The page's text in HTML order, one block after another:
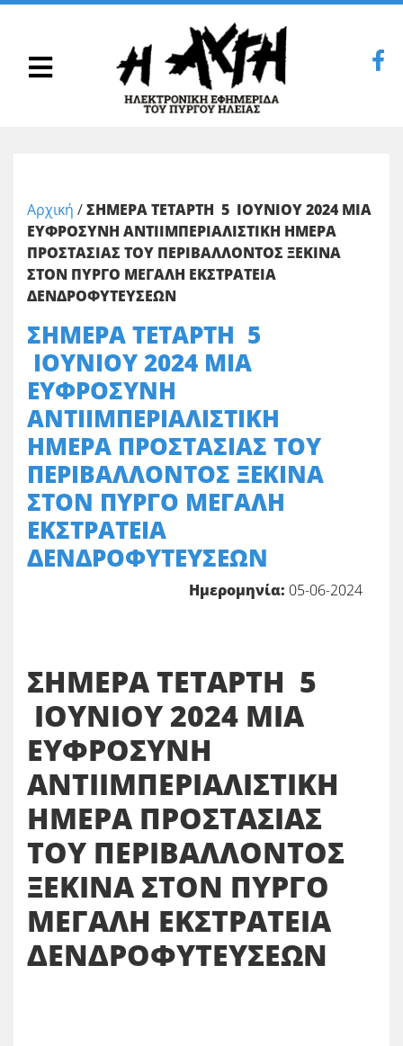
Αρχική /ΣΗΜΕΡΑ ΤΕΤΑΡΤΗ 5 ΙΟΥΝΙΟΥ 2024 ΜΙΑ
ΕΥΦΡΟΣΥΝΗ ΑΝΤΙΙΜΠΕΡΙΑΛΙΣΤΙΚΗ ΗΜΕΡΑ
ΠΡΟΣΤΑΣΙΑΣ ΤΟΥ ΠΕΡΙΒΑΛΛΟΝΤΟΣ ΞΕΚΙΝΑ
ΣΤΟΝ ΠΥΡΓΟ ΜΕΓΑΛΗ ΕΚΣΤΡΑΤΕΙΑ
ΔΕΝΔΡΟΦΥΤΕΥΣΕΩΝ
ΣΗΜΕΡΑ ΤΕΤΑΡΤΗ 5
ΙΟΥΝΙΟΥ 2024 ΜΙΑ
ΕΥΦΡΟΣΥΝΗ
ΑΝΤΙΙΜΠΕΡΙΑΛΙΣΤΙΚΗ
ΗΜΕΡΑ ΠΡΟΣΤΑΣΙΑΣ ΤΟΥ
ΠΕΡΙΒΑΛΛΟΝΤΟΣ ΞΕΚΙΝΑ
ΣΤΟΝ ΠΥΡΓΟ ΜΕΓΑΛΗ
ΕΚΣΤΡΑΤΕΙΑ
ΔΕΝΔΡΟΦΥΤΕΥΣΕΩΝ
Ημερομηνία: 05-06-2024
ΣΗΜΕΡΑ ΤΕΤΑΡΤΗ 5
ΙΟΥΝΙΟΥ 2024 ΜΙΑ
ΕΥΦΡΟΣΥΝΗ
ΑΝΤΙΙΜΠΕΡΙΑΛΙΣΤΙΚΗ
ΗΜΕΡΑ ΠΡΟΣΤΑΣΙΑΣ
ΤΟΥ ΠΕΡΙΒΑΛΛΟΝΤΟΣ
ΞΕΚΙΝΑ ΣΤΟΝ ΠΥΡΓΟ
ΜΕΓΑΛΗ ΕΚΣΤΡΑΤΕΙΑ
ΔΕΝΔΡΟΦΥΤΕΥΣΕΩΝ